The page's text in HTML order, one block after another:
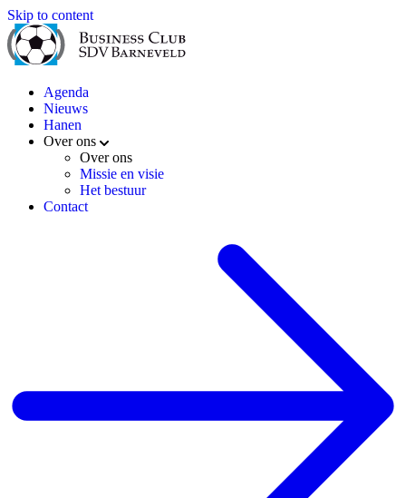
Skip to content
Agenda
Nieuws
Hanen
Over ons
Over ons
Missie en visie
Het bestuur
Contact